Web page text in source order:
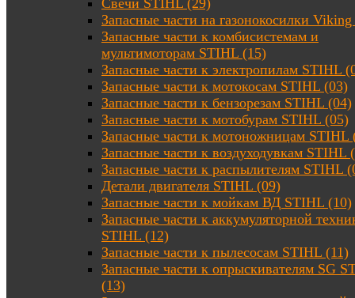
Свечи STIHL (29)
Запасные части на газонокосилки
Запасные части к комбисистемам и
мультимоторам STIHL (15)
Запасные части к электропилам STIHL
Запасные части к мотокосам STIHL (03)
Запасные части к бензорезам STIHL (04)
Запасные части к мотобурам STIHL (05)
Запасные части к мотоножницам STIHL
Запасные части к воздуходувкам STIHL
Запасные части к распылителям STIHL
Детали двигателя STIHL (09)
Запасные части к мойкам ВД STIHL (10)
Запасные части к аккумуляторной
STIHL (12)
Запасные части к пылесосам STIHL (11)
Запасные части к опрыскивателям SG
(13)